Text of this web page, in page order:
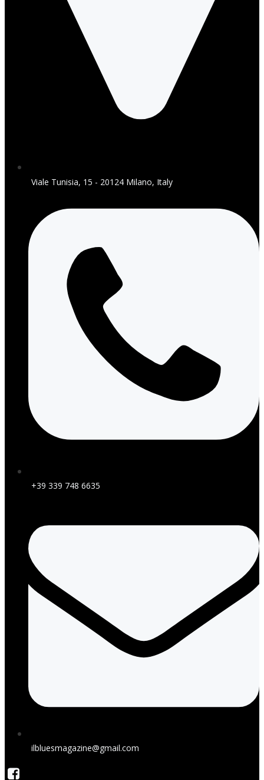
Viale Tunisia, 15 - 20124 Milano, Italy
+39 339 748 6635
ilbluesmagazine@gmail.com